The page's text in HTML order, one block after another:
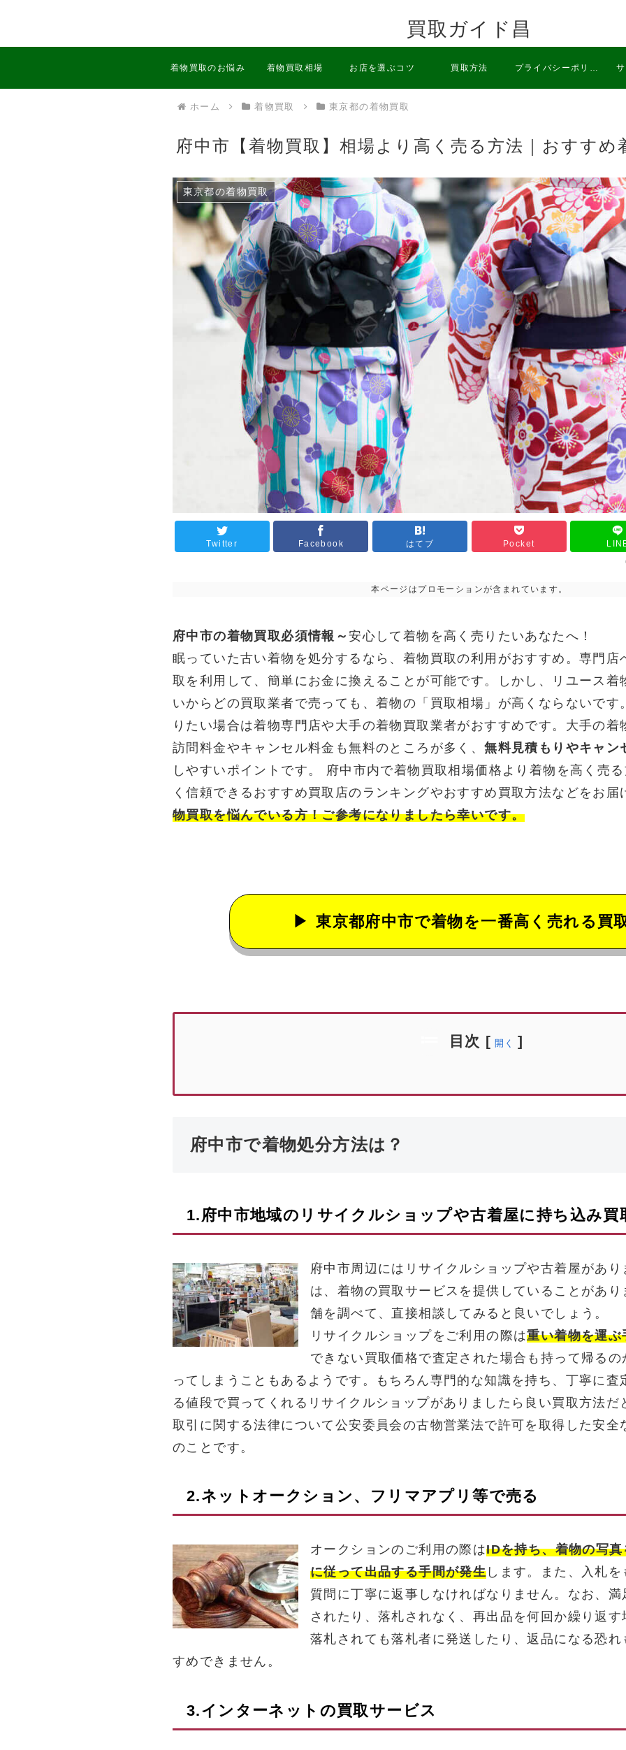
買取ガイド昌
着物買取のお悩み 着物買取相場 お店を選ぶコツ 買取方法 プライバシーポリシ
ホーム 着物買取 東京都の着物買取
府中市【着物買取】相場より高く売る方法｜おすすめ
東京都の着物買取
Twitter Facebook はてブ Pocket
本ページはプロモーションが含まれています。
府中市の着物買取必須情報～安心して着物を高く売りたいあなたへ！
眠っていた古い着物を処分するなら、着物買取の利用がおすすめ。専門店
取を利用して、簡単にお金に換えることが可能です。しかし、リユース着
いからどの買取業者で売っても、着物の「買取相場」が高くならないです
りたい場合は着物専門店や大手の着物買取業者がおすすめです。大手の着
訪問料金やキャンセル料金も無料のところが多く、無料見積もりやキャン
しやすいポイントです。 府中市内で着物買取相場価格より着物を高く売
く信頼できるおすすめ買取店のランキングやおすすめ買取方法などをお届
物買取を悩んでいる方！ご参考になりましたら幸いです。
東京都府中市で着物を一番高く売れる買
目次 [ 開く ]
府中市で着物処分方法は？
1. 府中市地域のリサイクルショップや古着屋に持ち込み買
府中市周辺にはリサイクルショップや古着屋があ
は、着物の買取サービスを提供していることがあ
舗を調べて、直接相談してみると良いでしょう。
リサイクルショップをご利用の際は重い着物を運
できない買取価格で査定された場合も持って帰る
ってしまうこともあるようです。もちろん専門的な知識を持ち、丁寧に査
る値段で買ってくれるリサイクルショップがありましたら良い買取方法
取引に関する法律について公安委員会の古物営業法で許可を取得した安全
のことです。
2.ネットオークション、フリマアプリ等で売る
オークションのご利用の際はIDを持ち、着物の写
に従って出品する手間が発生 します。また、入札
質問に丁寧に返事しなければなりません。なお、
されたり、落札されなく、再出品を何回か繰り返
落札されても落札者に発送したり、返品になる恐
すめできません。
3.インターネットの買取サービス